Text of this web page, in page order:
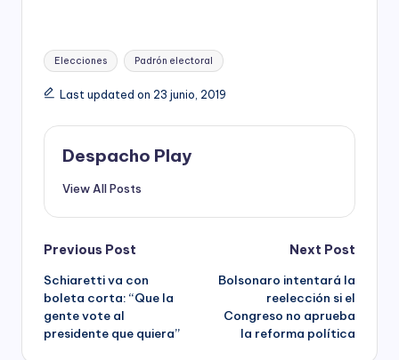
Tags:
Elecciones Padrón electoral
Last updated on 23 junio, 2019
Despacho Play
View All Posts
Post
navigation
Previous Post
Schiaretti va con
boleta corta: “Que la
gente vote al
presidente que quiera”
Next Post
Bolsonaro intentará la
reelección si el
Congreso no aprueba
la reforma política